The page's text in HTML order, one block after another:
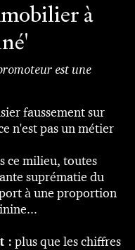
à
est une
faussement sur
n'est pas un métier
ce milieu, toutes
suprématie du
à une proportion
: plus que les chiffres